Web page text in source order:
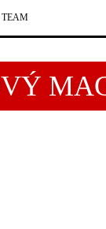
TEAM